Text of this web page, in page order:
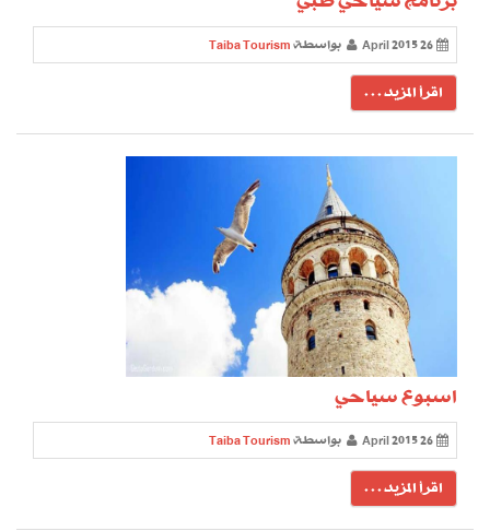
26 April 2015 بواسطةTaiba Tourism
اقرأ المزيد . . .
اسبوع سياحي
26 April 2015 بواسطةTaiba Tourism
اقرأ المزيد . . .